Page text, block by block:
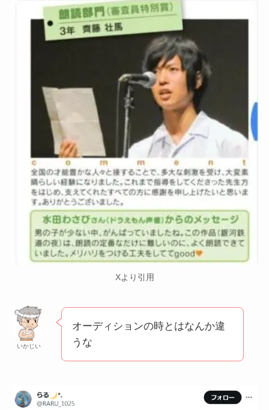
Xより引用
いかじい
オーディションの時とはなんか違
うな